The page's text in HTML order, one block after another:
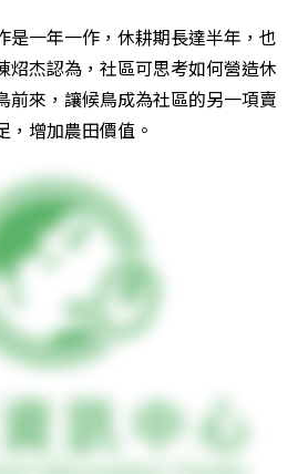
是一年一作，休耕期長達半年，也
炤杰認為，社區可思考如何營造休
前來，讓候鳥成為社區的另一項賣
，增加農田價值。